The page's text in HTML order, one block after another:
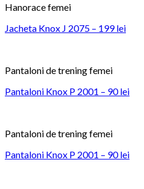
Hanorace femei
Jacheta Knox J 2075 – 199 lei
Pantaloni de trening femei
Pantaloni Knox P 2001 – 90 lei
Pantaloni de trening femei
Pantaloni Knox P 2001 – 90 lei